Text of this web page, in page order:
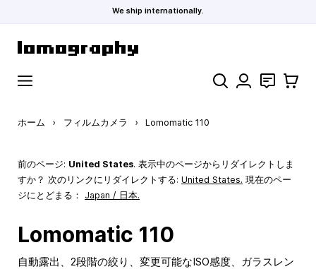
We ship internationally.
検索 お問い合わ
カート
ホーム › フィルムカメラ › Lomomatic 110
前のページ: United States. 表示中のページからリダイレクトしま
すか？ 次のリンクにリダイレクトする: United States. 現在のペー
ジにとどまる： Japan / 日本.
Lomomatic 110
自動露出、2段階の絞り、変更可能なISO感度、ガラスレン